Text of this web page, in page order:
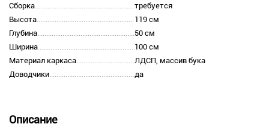
Сборка
требуется
Высота
119 см
Глубина
50 см
Ширина
100 см
Материал каркаса
ЛДСП, массив бука
Доводчики
да
Описание